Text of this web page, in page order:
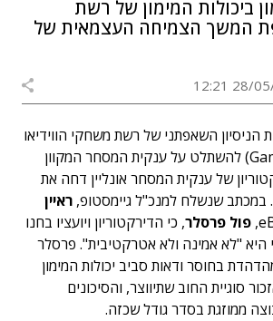
ביכולות המימון של רשת
המשך הצמיחה העצמאית של
28/05/
הניסיון השאפתני של רשת משחקי הווידיאו
של ענקית המסחר אונליין דחה את
במכתב שנשלח למנכ"ל גיימסטופ, ראיין
פול פרסלר, כי הדירקטוריון ויועציו בחנו
היא "לא אמינה ולא אטרקטיבית". פרסלר
בחוסר ודאות סביב יכולות המימון
סוגיית החוב שתיווצר, והסיכונים
ממוזגת בסדר גודל שכזה.